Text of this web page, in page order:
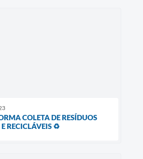
COLETA DE RESÍDUOS
RECICLÁVEIS ♻